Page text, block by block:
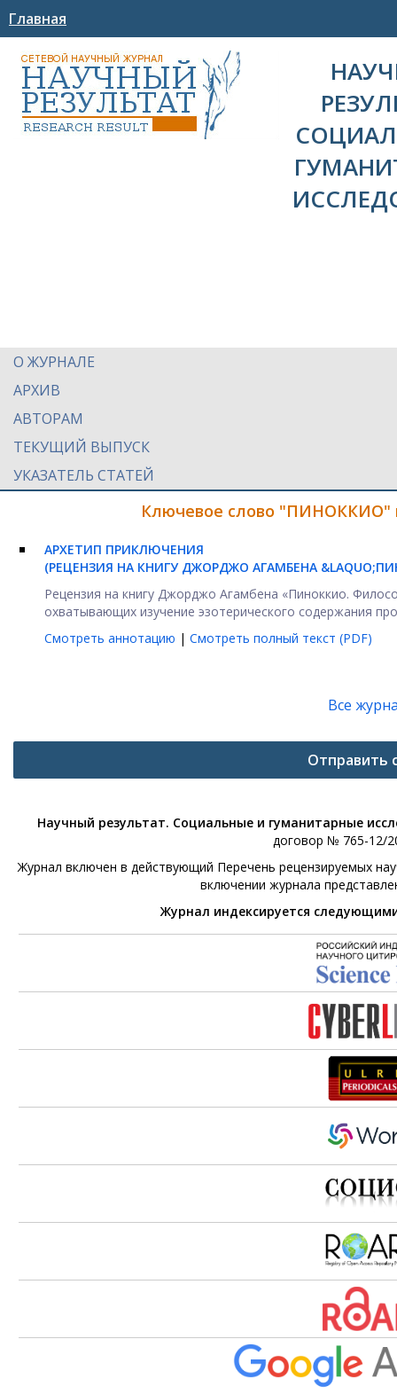
Главная
О ЖУРНАЛЕ
АРХИВ
АВТОРАМ
ТЕКУЩИЙ ВЫПУСК
УКАЗАТЕЛЬ СТАТЕЙ
Ключевое слово "ПИНОККИО"
АРХЕТИП ПРИКЛЮЧЕНИЯ
(РЕЦЕНЗИЯ НА КНИГУ ДЖОРДЖО АГАМБЕНА
Рецензия на книгу Джорджо Агамбена «Пиноккио.
охватывающих изучение эзотерического содержания
Смотреть аннотацию | Смотреть полный текст (PDF)
Все
Отправить
Научный результат. Социальные и гуманитарные
договор № 765-12/
Журнал включен в действующий Перечень рецензируемых
включении журнала
Журнал индексируется